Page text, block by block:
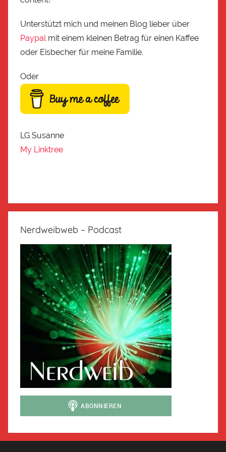
Unterstützt mich und meinen Blog lieber über
Paypal mit einem kleinen Betrag für einen Kaffee
oder Eisbecher für meine Familie.
Oder
LG Susanne
My Linktree
Nerdweibweb – Podcast